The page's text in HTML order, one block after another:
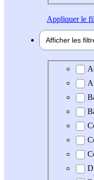
Appliquerle
Afficher les
Domaine